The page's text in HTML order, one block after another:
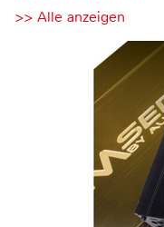
>> Alle anzeigen